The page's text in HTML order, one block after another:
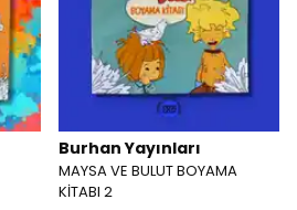
Burhan Yayınları
MAYSA VE BULUT BOYAMA
KİTABI 2